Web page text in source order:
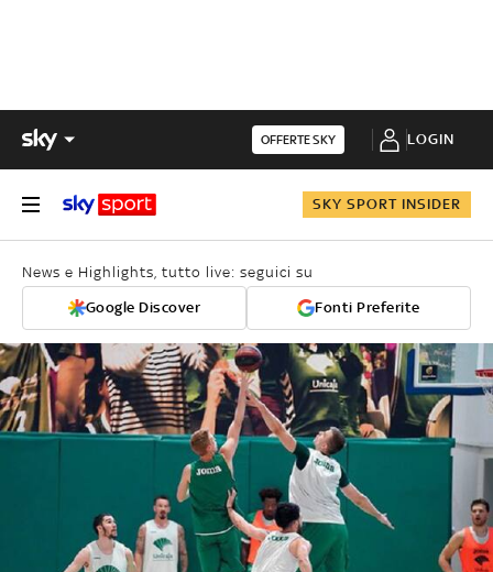
OFFERTE SKY LOGIN
SKY SPORT INSIDER
News e Highlights, tutto live: seguici su
Google Discover Fonti Preferite